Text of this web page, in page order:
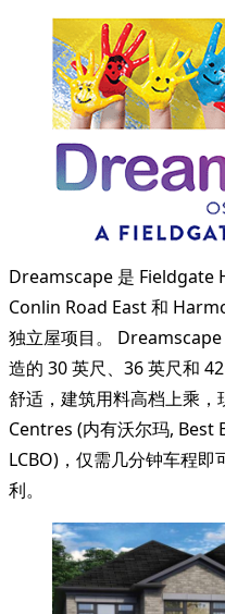
Dreamscape 是 Fieldgate
Conlin Road East 和
独立屋项目。
造的 30 英尺、36 英尺和
舒适，建筑用料高档上乘
Centres (内有沃尔玛, Best
LCBO)，仅需几分钟车程
利。